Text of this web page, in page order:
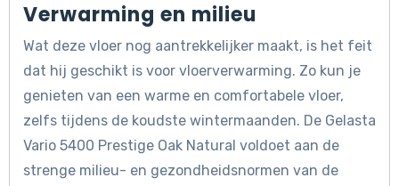
Verwarming en milieu
Wat deze vloer nog aantrekkelijker maakt, is het feit
dat hij geschikt is voor vloerverwarming. Zo kun je
genieten van een warme en comfortabele vloer,
zelfs tijdens de koudste wintermaanden. De Gelasta
Vario 5400 Prestige Oak Natural voldoet aan de
strenge milieu- en gezondheidsnormen van de